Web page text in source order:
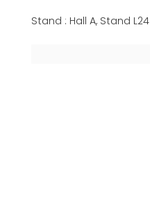
Stand : Hall A, Stand L24